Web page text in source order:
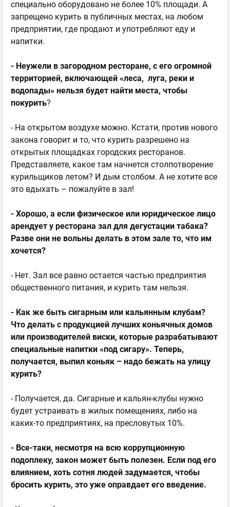
специально оборудовано не более 10% площади. А
запрещено курить в публичных местах, на любом
предприятии, где продают и употребляют еду и
напитки.
- Неужели в загородном ресторане, с его огромной
территорией, включающей «леса, луга, реки и
водопады» нельзя будет найти места, чтобы
покурить?
- На открытом воздухе можно. Кстати, против нового
закона говорит и то, что курить разрешено на
открытых площадках городских ресторанов.
Представляете, какое там начнется столпотворение
курильщиков летом? И дым столбом. А не хотите все
это вдыхать – пожалуйте в зал!
- Хорошо, а если физическое или юридическое лицо
арендует у ресторана зал для дегустации табака?
Разве они не вольны делать в этом зале то, что им
хочется?
- Нет. Зал все равно остается частью предприятия
общественного питания, и курить там нельзя.
- Как же быть сигарным или кальянным клубам?
Что делать с продукцией лучших коньячных домов
или производителей виски, которые разрабатывают
специальные напитки «под сигару». Теперь,
получается, выпил коньяк – надо бежать на улицу
курить?
- Получается, да. Сигарные и кальян-клубы нужно
будет устраивать в жилых помещениях, либо на
каких-то предприятиях, на пресловутых 10%.
- Все-таки, несмотря на всю коррупционную
подоплеку, закон может быть полезен. Если под его
влиянием, хоть сотня людей задумается, чтобы
бросить курить, это уже оправдает его введение.